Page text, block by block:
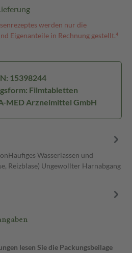
werden nur die
Eigenanteile in Rechnung gestellt.⁴
15398244
Filmtabletten
MED Arzneimittel GmbH
Wasserlassen und
Reizblase) Ungewollter Harnabgang
lesen Sie die Packungsbeilage